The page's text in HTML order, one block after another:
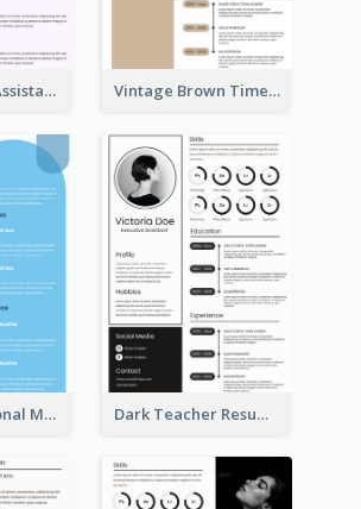
Light Purple Assistant Resume Vintage Brown Timeline Resume
Blue Professional Marketing Resume Dark Teacher Resume